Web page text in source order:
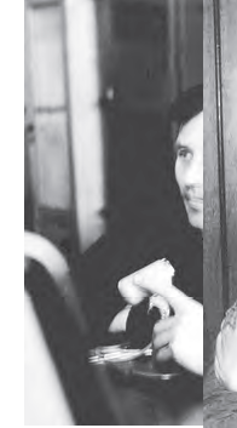
1995
1993
1992
1991
1990
1989
1987